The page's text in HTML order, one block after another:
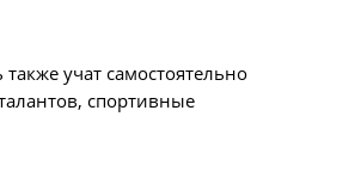
учат самостоятельно
спортивные